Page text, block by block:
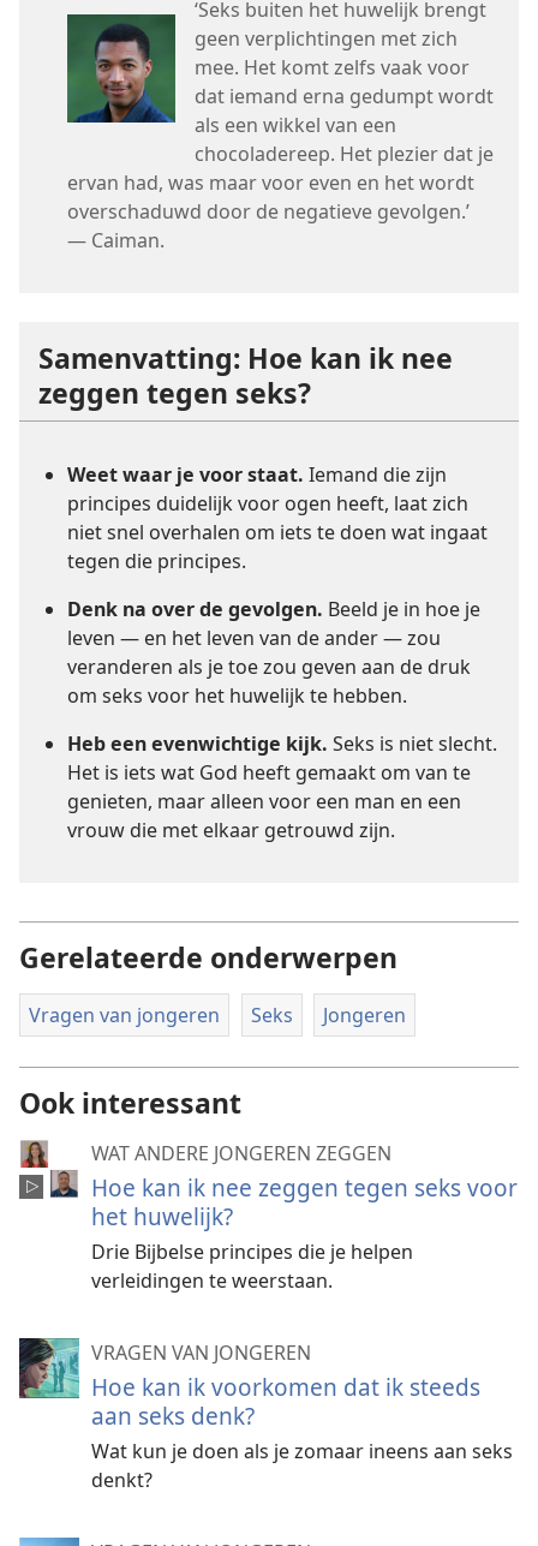
‘Seks buiten het huwelijk brengt
geen verplichtingen met zich
mee. Het komt zelfs vaak voor
dat iemand erna gedumpt wordt
als een wikkel van een
chocoladereep. Het plezier dat je
ervan had, was maar voor even en het wordt
overschaduwd door de negatieve gevolgen.’
— Caiman.
Samenvatting: Hoe kan ik nee
zeggen tegen seks?
Weet waar je voor staat. Iemand die zijn
principes duidelijk voor ogen heeft, laat zich
niet snel overhalen om iets te doen wat ingaat
tegen die principes.
Denk na over de gevolgen. Beeld je in hoe je
leven — en het leven van de ander — zou
veranderen als je toe zou geven aan de druk
om seks voor het huwelijk te hebben.
Heb een evenwichtige kijk. Seks is niet slecht.
Het is iets wat God heeft gemaakt om van te
genieten, maar alleen voor een man en een
vrouw die met elkaar getrouwd zijn.
Gerelateerde onderwerpen
Vragen van jongeren Seks Jongeren
Ook interessant
WAT ANDERE JONGEREN ZEGGEN
Hoe kan ik nee zeggen tegen seks voor
het huwelijk?
Drie Bijbelse principes die je helpen
verleidingen te weerstaan.
VRAGEN VAN JONGEREN
Hoe kan ik voorkomen dat ik steeds
aan seks denk?
Wat kun je doen als je zomaar ineens aan seks
denkt?